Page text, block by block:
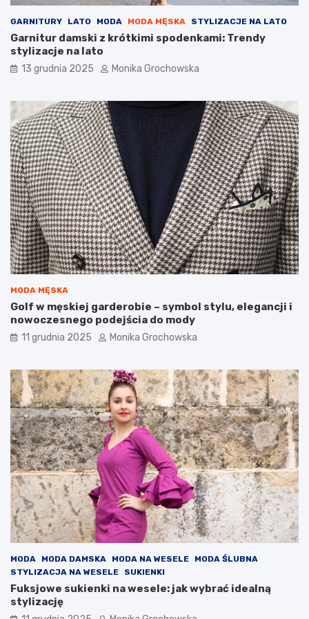
o
w
a
d
ć
g
o
d
o
r
u
t
y
n
y
p
i
e
l
ę
g
a
y
j
n
e
j
?
GARNITURY LATO MODA MODA MĘSKA STYLIZACJE NA LATO
Garnitur damski z krótkimi spodenkami: Trendy
stylizacje na lato
13 grudnia 2025 Monika Grochowska
MODA MĘSKA
Golf w męskiej garderobie – symbol stylu, elegancji i
nowoczesnego podejścia do mody
11 grudnia 2025 Monika Grochowska
MODA MODA DAMSKA MODA NA WESELE
MODA ŚLUBNA
STYLIZACJA NA WESELE
SUKIENKI
Fuksjowe sukienki na wesele: jak wybrać idealną
stylizację